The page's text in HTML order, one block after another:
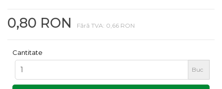
0,80 RON Fără TVA: 0,66 RON
Cantitate
Buc